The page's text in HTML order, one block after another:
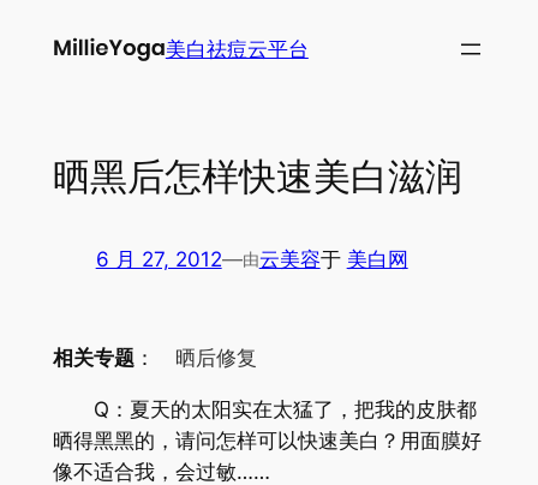
美白祛痘云平台
晒黑后怎样快速美白滋润
6 月 27, 2012—由云美容于 美白网
相关专题： 晒后修复
Q：夏天的太阳实在太猛了，把我的皮肤都
晒得黑黑的，请问怎样可以快速美白？用面膜好
像不适合我，会过敏……